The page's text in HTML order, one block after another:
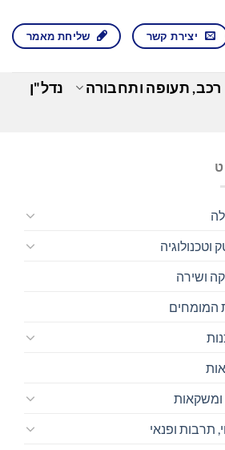
יצירת קשר שליחת מאמר
רכב, תעופה ותחבורה
נדל"ן
וטכנולוגיה
ושירה
המומחים
ומשקאות
תרבות ופנאי